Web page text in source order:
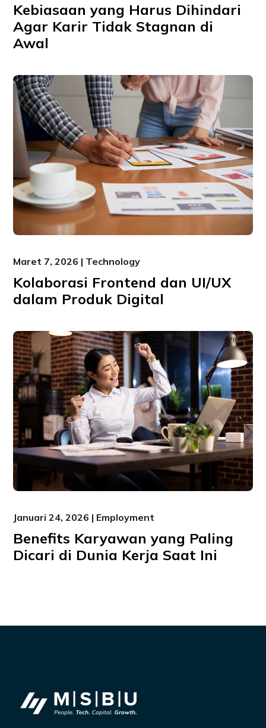
Kebiasaan yang Harus Dihindari
Agar Karir Tidak Stagnan di
Awal
Maret 7, 2026 | Technology
Kolaborasi Frontend dan UI/UX
dalam Produk Digital
Januari 24, 2026 | Employment
Benefits Karyawan yang Paling
Dicari di Dunia Kerja Saat Ini